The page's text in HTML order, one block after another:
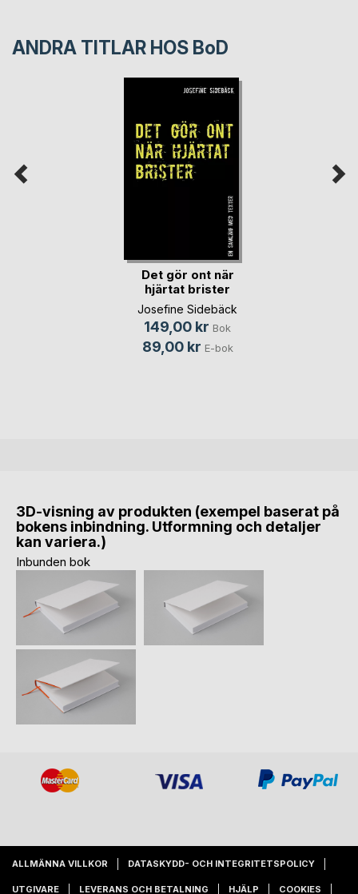
ANDRA TITLAR HOS BoD
Det gör ont när
hjärtat brister
Josefine Sidebäck
149,00 kr Bok
89,00 kr E-bok
3D-visning av produkten (exempel baserat på
bokens inbindning. Utformning och detaljer
kan variera.)
Inbunden bok
ALLMÄNNA VILLKOR DATASKYDD- OCH INTEGRITETSPOLICY
UTGIVARE LEVERANS OCH BETALNING HJÄLP COOKIES